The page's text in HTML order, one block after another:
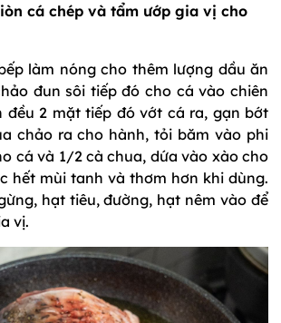
cá chép và tẩm ướp gia vị cho
làm nóng cho thêm lượng dầu ăn
đun sôi tiếp đó cho cá vào chiên
đều 2 mặt tiếp đó vớt cá ra, gạn bớt
chảo ra cho hành, tỏi băm vào phi
cá và 1/2 cà chua, dứa vào xào cho
hết mùi tanh và thơm hơn khi dùng.
hạt tiêu, đường, hạt nêm vào để
vị.